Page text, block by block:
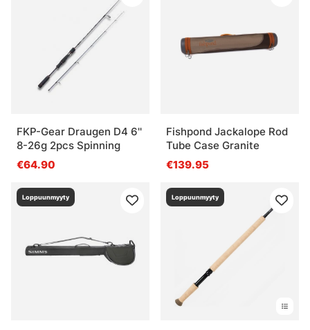
FKP-Gear Draugen D4 6''
8-26g 2pcs Spinning
€64.90
Fishpond Jackalope Rod
Tube Case Granite
€139.95
Loppuunmyyty Loppuunmyyty